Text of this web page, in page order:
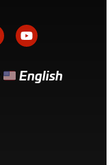
English